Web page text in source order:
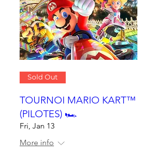
Sold Out
TOURNOI MARIO KART™
(PILOTES) 🏎
Fri, Jan 13
More info